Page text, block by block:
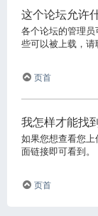
这个论坛允许
各个论坛的管理
些可以被上载，请
页首
我怎样才能找
如果您想查看您
面链接即可看到。
页首